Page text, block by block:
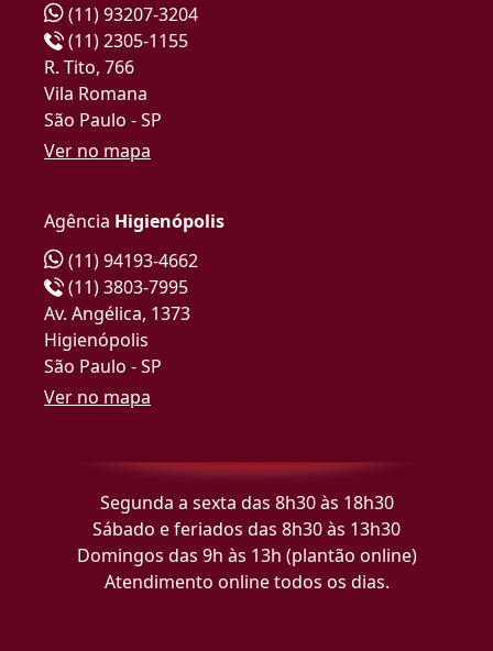
(11) 93207-3204
(11) 2305-1155
R. Tito, 766
Vila Romana
São Paulo - SP
Ver no mapa
Agência Higienópolis
(11) 94193-4662
(11) 3803-7995
Av. Angélica, 1373
Higienópolis
São Paulo - SP
Ver no mapa
Segunda a sexta das 8h30 às 18h30
Sábado e feriados das 8h30 às 13h30
Domingos das 9h às 13h (plantão online)
Atendimento online todos os dias.